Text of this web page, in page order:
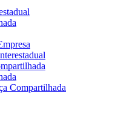
Compartilhada